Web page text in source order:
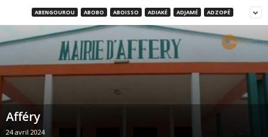
ABENGOUROU ABOBO ABOISSO ADIAKÉ ADJAMÉ ADZOPÉ
Afféry
24 avril 2024